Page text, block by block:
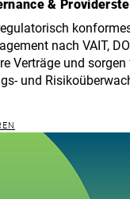
&
nach VAIT,
Verträge und sorgen
und